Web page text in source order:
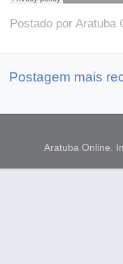
Postado por Aratuba
Postagem mais
Aratuba Online.